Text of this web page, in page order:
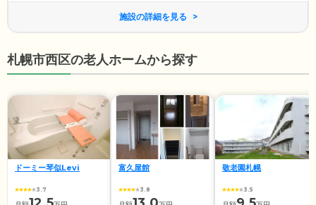
施設の詳細を見る
札幌市西区の老人ホームから探す
ドーミー琴似Levi
3.7
富久屋館
3.8
敬老園札幌
3.5